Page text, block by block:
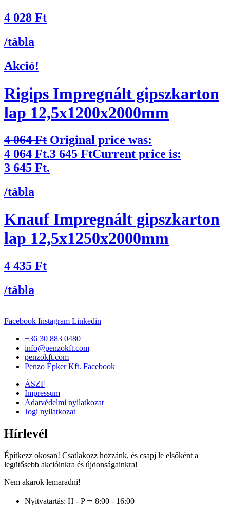
4 028 Ft
/tábla
Akció!
Rigips Impregnált gipszkarton
lap 12,5x1200x2000mm
4 064Ft Original price was:
4 064 Ft.3 645 FtCurrent price is:
3 645 Ft.
/tábla
Knauf Impregnált gipszkarton
lap 12,5x1250x2000mm
4 435 Ft
/tábla
Facebook Instagram Linkedin
+36 30 883 0480
info@penzokft.com
penzokft.com
Penzo Épker Kft. Facebook
ÁSZF
Impressum
Adatvédelmi nyilatkozat
Jogi nyilatkozat
Hírlevél
Építkezz okosan! Csatlakozz hozzánk, és csapj le elsőként a
legütősebb akcióinkra és újdonságainkra!
Nem akarok lemaradni!
Nyitvatartás: H - P ⭢ 8:00 - 16:00